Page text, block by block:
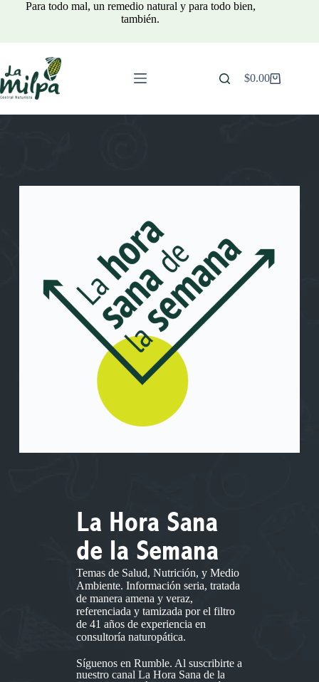
Para todo mal, un remedio natural y para todo bien,
también.
$0.00
La Hora Sana
de la Semana
Temas de Salud, Nutrición, y Medio
Ambiente. Información seria, tratada
de manera amena y veraz,
referenciada y tamizada por el filtro
de 41 años de experiencia en
consultoría naturopática.
Síguenos en Rumble. Al suscribirte a
nuestro canal La Hora Sana de la